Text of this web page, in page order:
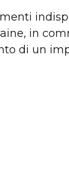
in
di un